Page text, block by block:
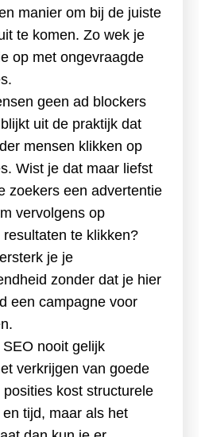
manier om bij de juiste
te komen. Zo wek je
op met ongevraagde
geen ad blockers
uit de praktijk dat
mensen klikken op
Wist je dat maar liefst
zoekers een advertentie
vervolgens op
te klikken?
je je
zonder dat je hier
een campagne voor
nooit gelijk
verkrijgen van goede
kost structurele
tijd, maar als het